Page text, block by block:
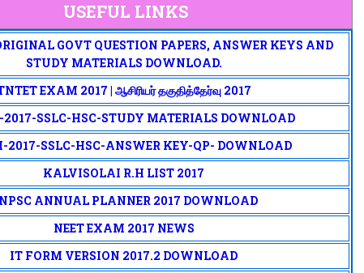
USEFUL LINKS
GOVT QUESTION PAPERS, ANSWER KEYS AND
STUDY MATERIALS DOWNLOAD.
EXAM 2017 | ஆசிரியர் தகுதித்தேர்வு 2017
SSLC-HSC-STUDY MATERIALS DOWNLOAD
2017-SSLC-HSC-ANSWER KEY-QP- DOWNLOAD
KALVISOLAI R.H LIST 2017
ANNUAL PLANNER 2017 DOWNLOAD
NEET EXAM 2017 NEWS
IT FORM VERSION 2017.2 DOWNLOAD